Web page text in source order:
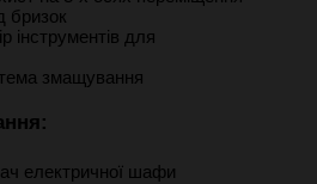
бризок
інструментів для
змащування
електричної шафи